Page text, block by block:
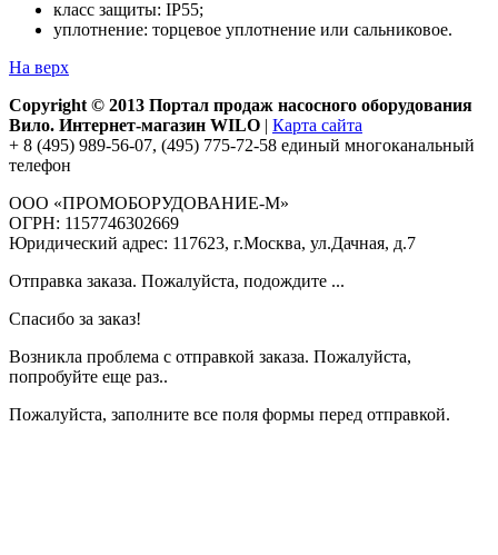
класс защиты: IP55;
уплотнение: торцевое уплотнение или сальниковое.
На верх
Copyright © 2013 Портал продаж насосного оборудования
Вило. Интернет-магазин WILO | Карта сайта
+ 8 (495) 989-56-07, (495) 775-72-58 единый многоканальный
телефон
ООО «ПРОМОБОРУДОВАНИЕ-М»
ОГРН: 1157746302669
Юридический адрес: 117623, г.Москва, ул.Дачная, д.7
Отправка заказа. Пожалуйста, подождите ...
Спасибо за заказ!
Возникла проблема с отправкой заказа. Пожалуйста,
попробуйте еще раз..
Пожалуйста, заполните все поля формы перед отправкой.